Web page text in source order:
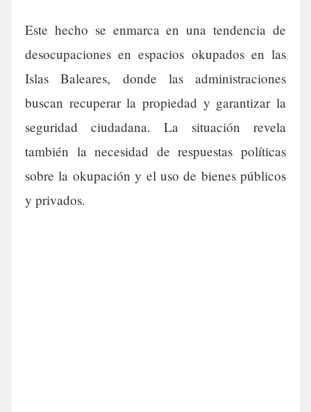
Este hecho se enmarca en una tendencia de
desocupaciones en espacios okupados en las
Islas Baleares, donde las administraciones
buscan recuperar la propiedad y garantizar la
seguridad ciudadana. La situación revela
también la necesidad de respuestas políticas
sobre la okupación y el uso de bienes públicos
y privados.